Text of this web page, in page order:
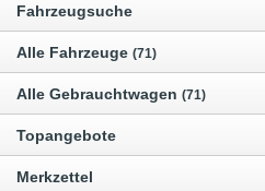
Fahrzeugsuche
Alle Fahrzeuge (71)
Alle Gebrauchtwagen (71)
Topangebote
Merkzettel